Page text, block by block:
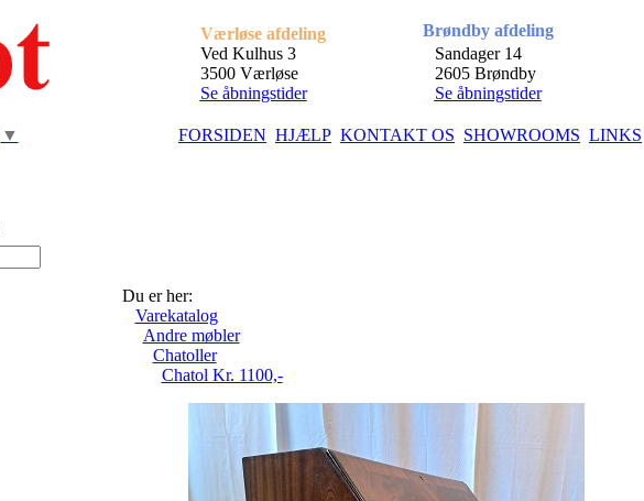
Værløse afdeling
Ved Kulhus 3
3500 Værløse
Se åbningstider
Brøndby afdeling
Sandager 14
2605 Brøndby
Se åbningstider
▼ FORSIDEN HJÆLP KONTAKT OS SHOWROOMS LINKS
Du er her:
Varekatalog
Andre møbler
Chatoller
Chatol Kr. 1100,-